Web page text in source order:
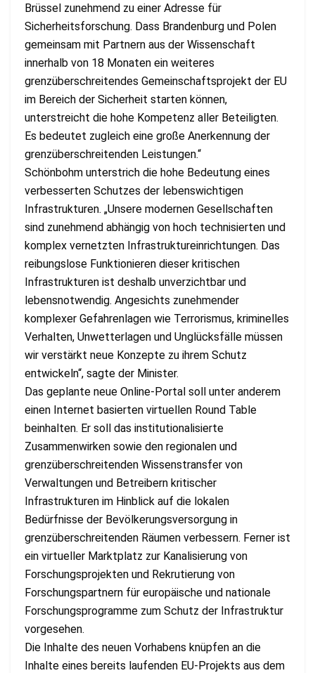
Brüssel zunehmend zu einer Adresse für
Sicherheitsforschung. Dass Brandenburg und Polen
gemeinsam mit Partnern aus der Wissenschaft
innerhalb von 18 Monaten ein weiteres
grenzüberschreitendes Gemeinschaftsprojekt der EU
im Bereich der Sicherheit starten können,
unterstreicht die hohe Kompetenz aller Beteiligten.
Es bedeutet zugleich eine große Anerkennung der
grenzüberschreitenden Leistungen.“
Schönbohm unterstrich die hohe Bedeutung eines
verbesserten Schutzes der lebenswichtigen
Infrastrukturen. „Unsere modernen Gesellschaften
sind zunehmend abhängig von hoch technisierten und
komplex vernetzten Infrastruktureinrichtungen. Das
reibungslose Funktionieren dieser kritischen
Infrastrukturen ist deshalb unverzichtbar und
lebensnotwendig. Angesichts zunehmender
komplexer Gefahrenlagen wie Terrorismus, kriminelles
Verhalten, Unwetterlagen und Unglücksfälle müssen
wir verstärkt neue Konzepte zu ihrem Schutz
entwickeln“, sagte der Minister.
Das geplante neue Online-Portal soll unter anderem
einen Internet basierten virtuellen Round Table
beinhalten. Er soll das institutionalisierte
Zusammenwirken sowie den regionalen und
grenzüberschreitenden Wissenstransfer von
Verwaltungen und Betreibern kritischer
Infrastrukturen im Hinblick auf die lokalen
Bedürfnisse der Bevölkerungsversorgung in
grenzüberschreitenden Räumen verbessern. Ferner ist
ein virtueller Marktplatz zur Kanalisierung von
Forschungsprojekten und Rekrutierung von
Forschungspartnern für europäische und nationale
Forschungsprogramme zum Schutz der Infrastruktur
vorgesehen.
Die Inhalte des neuen Vorhabens knüpfen an die
Inhalte eines bereits laufenden EU-Projekts aus dem